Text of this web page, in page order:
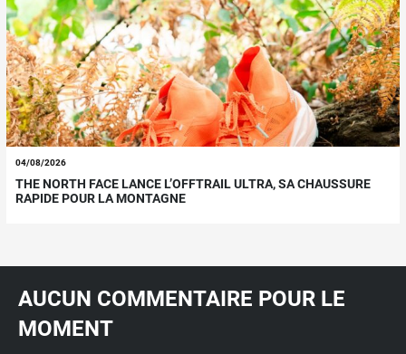
04/08/2026
THE NORTH FACE LANCE L’OFFTRAIL ULTRA, SA CHAUSSURE
RAPIDE POUR LA MONTAGNE
AUCUN COMMENTAIRE POUR LE
MOMENT